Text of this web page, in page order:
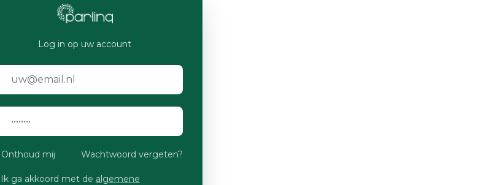
Log in op uw account
Onthoud mij Wachtwoord vergeten?
Ik ga akkoord met de algemene